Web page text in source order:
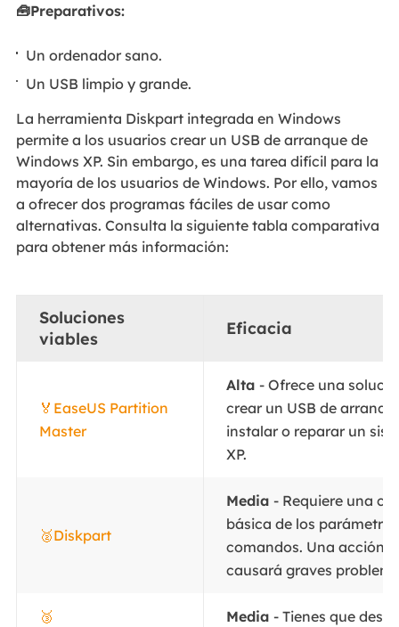
🧰Preparativos:
Un ordenador sano.
Un USB limpio y grande.
La herramienta Diskpart integrada en Windows
permite a los usuarios crear un USB de arranque de
Windows XP. Sin embargo, es una tarea difícil para la
mayoría de los usuarios de Windows. Por ello, vamos
a ofrecer dos programas fáciles de usar como
alternativas. Consulta la siguiente tabla comparativa
para obtener más información:
Soluciones
viables
Eficacia
🏅EaseUS Partition
Master
Alta - Ofrece una
crear un USB de
instalar o reparar un
XP.
🥈Diskpart
Media - Requiere una
básica de los
comandos. Una acción
causará graves
🥉
Media - Tienes que